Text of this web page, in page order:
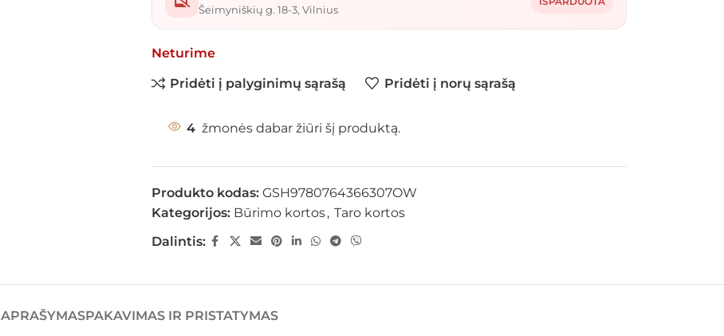
Šeimyniškių g. 18-3, Vilnius
Neturime
Pridėti į palyginimų sąrašą
Pridėti į norų sąrašą
4 žmonės dabar žiūri šį produktą.
Produkto kodas: GSH9780764366307OW
Kategorijos: Būrimo kortos, Taro kortos
Dalintis:
APRAŠYMASPAKAVIMAS IR PRISTATYMAS